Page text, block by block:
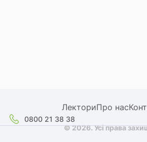
ЛекториПро нас
0800 21 38 38
© 2026. Усі права